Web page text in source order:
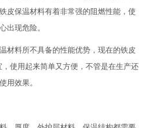
皮保温材料有着非常强的阻燃性能，使
出现危险。
材料所不具备的性能优势，现在的铁皮
使用起来简单又方便，不管是在生产还
用效果。